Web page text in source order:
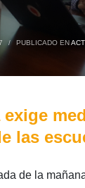
/ PUBLICADO EN
las
de la